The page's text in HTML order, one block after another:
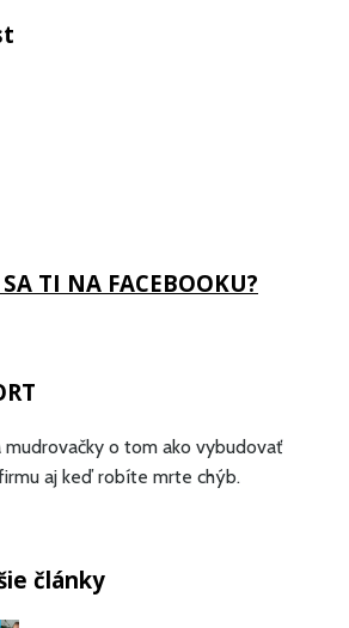
TI NA FACEBOOKU?
mudrovačky o tom ako vybudovať
aj keď robíte mrte chýb.
články